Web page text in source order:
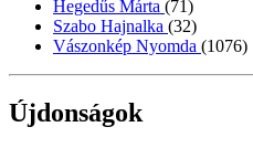
Hegedűs Márta (71)
Szabo Hajnalka (32)
Vászonkép Nyomda (1076)
Újdonságok